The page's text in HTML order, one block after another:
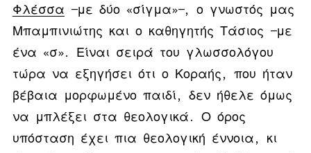
Φλέσσα —με δύο «σίγμα»—, ο γνωστός μας
Μπαμπινιώτης και ο καθηγητής Τάσιος —με
ένα «σ». Είναι σειρά του γλωσσολόγου
τώρα να εξηγήσει ότι ο Κοραής, που ήταν
βέβαια μορφωμένο παιδί, δεν ήθελε όμως
να μπλέξει στα θεολογικά. Ο όρος
υπόσταση έχει πια θεολογική έννοια, κι